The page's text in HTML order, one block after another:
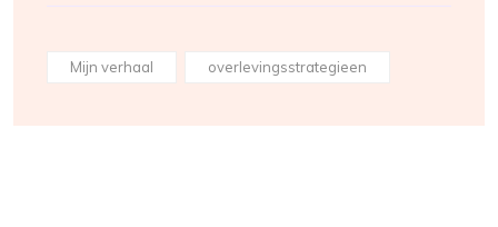
Mijn verhaal overlevingsstrategieen